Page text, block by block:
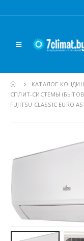
КАТАЛОГ
CПЛИТ-СИСТЕМЫ
FUJITSU CLASSIC EURO